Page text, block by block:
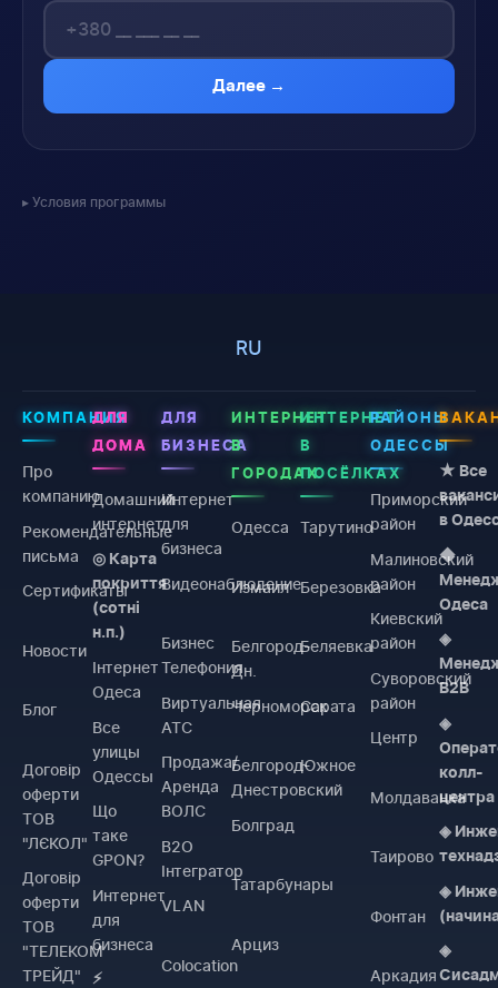
Далее →
Условия программы
RU
КОМПАНИЯ
Про
компанию
Рекомендательные
письма
Сертификаты
Новости
Блог
Договiр
оферти
ТОВ
"ЛЄКОЛ"
Договiр
оферти
ТОВ
"ТЕЛЕКОМ
ТРЕЙД"
ДЛЯ
ДОМА
Домашний
интернет
◎ Карта
покриття
(сотні
н.п.)
Інтернет
Одеса
Все
улицы
Одессы
Що
таке
GPON?
Интернет
для
бизнеса
⚡
ДЛЯ
БИЗНЕСА
Интернет
для
бизнеса
Видеонаблюдение
Бизнес
Телефония
Виртуальная
АТС
Продажа/
Аренда
ВОЛС
B2O
Інтегратор
VLAN
Colocation
ИНТЕРНЕТ
В
ГОРОДАХ
Одесса
Измаил
Белгород-
Дн.
Черноморск
Белгород-
Днестровский
Болград
Татарбунары
Арциз
ИНТЕРНЕТ
В
ПОСЁЛКАХ
Тарутино
Березовка
Беляевка
Сарата
Южное
РАЙОНЫ
ОДЕССЫ
Приморский
район
Малиновский
район
Киевский
район
Суворовский
район
Центр
Молдаванка
Таирово
Фонтан
Аркадия
★ Все
в
◆
Одеса
◈
B2B
◈
колл-
центра
◈
◈
◈